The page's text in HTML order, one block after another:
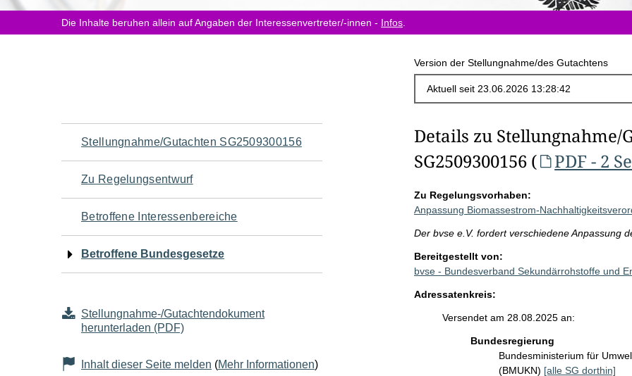
hier:Die Inhalte beruhen allein auf Angaben der Interessenvertreter/-innen - Infos
Version der Stellungnahme/des Gutachtens
Navigation
für
den
Seiteninhalt
Stellungnahme/Gutachten SG2509300156
Zu Regelungsentwurf
Betroffene Interessenbereiche
Betroffene Bundesgesetze
Stellungnahme-/Gutachtendokument
herunterladen (PDF)
Inhalt dieser Seite melden (Mehr Informationen)
Details zu Stellungnahme/
SG2509300156 (
PDF - 2
Zu Regelungsvorhaben:
Anpassung Biomassestrom-
Der bvse e.V. fordert verschiedene Anpassung
Bereitgestellt von:
bvse - Bundesverband Sekundärrohstoffe und
Adressatenkreis:
Versendet am 28.08.2025 an:
Bundesregierung
Bundesministerium für
(BMUKN) [alle SG dorthin]